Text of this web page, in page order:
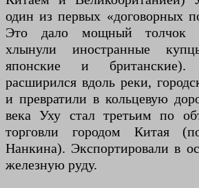
один из первых «договорных
Это дало мощный толчок
хлынули иностранные
японские и
расширился вдоль реки,
и превратили в кольцевую
века Уху стал третьим по
торговли городом Китая
Нанкина). Экспортировали в
железную руду.